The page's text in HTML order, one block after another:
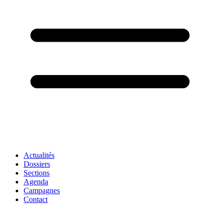
Actualités
Dossiers
Sections
Agenda
Campagnes
Contact